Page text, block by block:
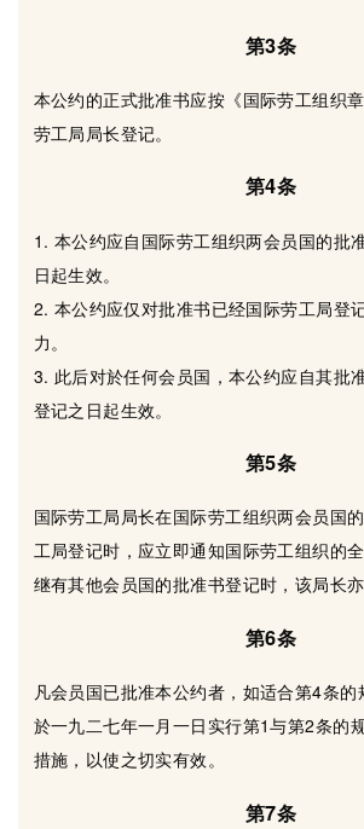
第3条
本公约的正式批准书应按《国际劳工组织
劳工局局长登记。
第4条
1. 本公约应自国际劳工组织两会员国的批
日起生效。
2. 本公约应仅对批准书已经国际劳工局登
力。
3. 此后对於任何会员国，本公约应自其批
登记之日起生效。
第5条
国际劳工局局长在国际劳工组织两会员国
工局登记时，应立即通知国际劳工组织的
继有其他会员国的批准书登记时，该局长亦
第6条
凡会员国已批准本公约者，如适合第4条的
於一九二七年一月一日实行第1与第2条的
措施，以使之切实有效。
第7条